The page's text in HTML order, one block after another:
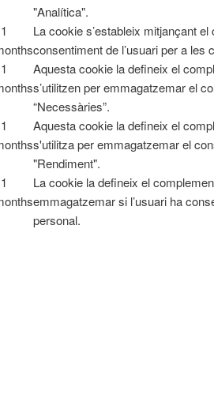
"Analítica".
La cookie s’estableix mitjançant
consentiment de l’usuari per a les
Aquesta cookie la defineix el
s’utilitzen per emmagatzemar el
“Necessàries”.
Aquesta cookie la defineix el
s'utilitza per emmagatzemar el
"Rendiment".
La cookie la defineix el
emmagatzemar si l’usuari ha
personal.